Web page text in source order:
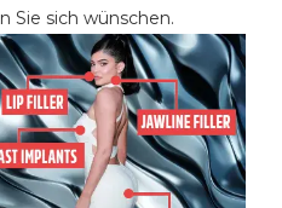
Sie sich wünschen.